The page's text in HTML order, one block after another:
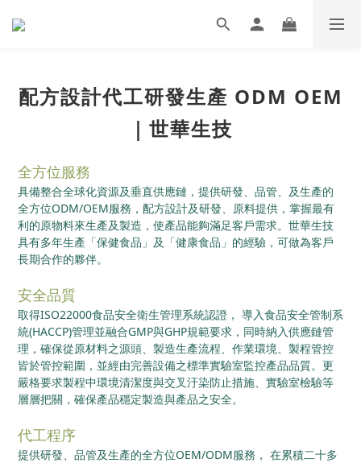
配方設計代工研發生產 ODM OEM
｜世華生技
全方位服務
具備整合全球化資源及垂直供應鏈，提供研發、品管、及生產的
全方位ODM/OEM服務，配方設計及研發、原料提供，掌握最有
利的原物料來生產及製造，使產品能夠滿足客戶需求。世華生技
具有多年生產「保健食品」及「健康食品」的經驗，可做為客戶
長期合作的夥伴。
安全品質
取得ISO22000食品安全衛生管理系統認證， 導入食品安全管制系
統(HACCP)管理並融合GMP與GHP規範要求，同時納入供應鏈管
理，確保從原材料之源頭、製造生產流程、作業環境、製程管控
皆於管控範圍，並經由完善設備之標準實驗室監控產品品質。更
嚴格要求製程中環境清潔度與交叉汙染防止措施、實驗室檢驗等
層層把關，確保產品穩定製造與產品之安全。
代工程序
提供研發、品管及生產的全方位OEM/ODM服務， 在累積二十多